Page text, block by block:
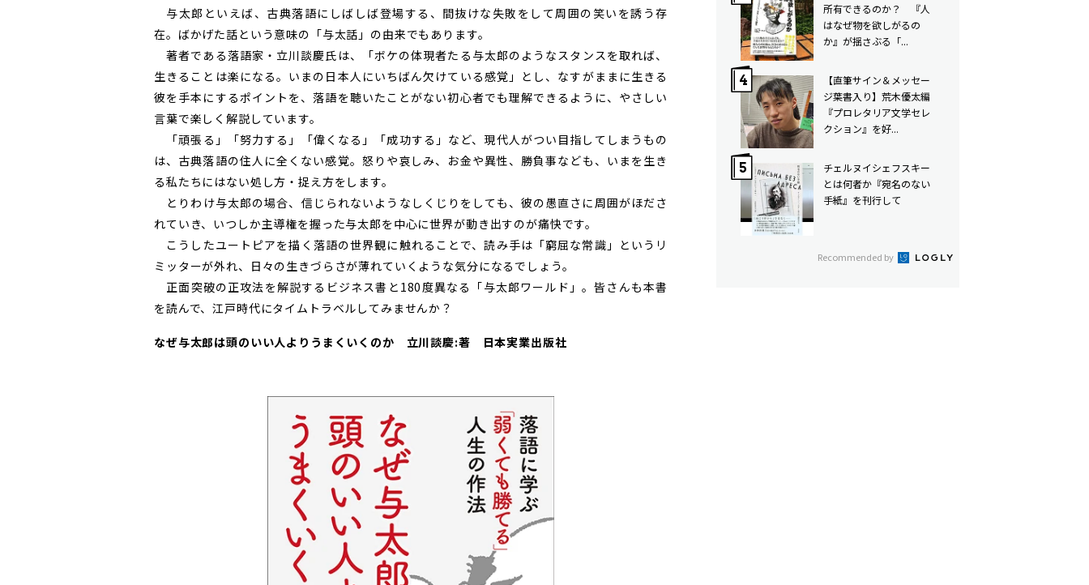
与太郎といえば、古典落語にしばしば登場する、間抜けな失敗をして周囲の笑いを誘う存
在。ばかげた話という意味の「与太話」の由来でもあります。
著者である落語家・立川談慶氏は、「ボケの体現者たる与太郎のようなスタンスを取れば、
生きることは楽になる。いまの日本人にいちばん欠けている感覚」とし、なすがままに生きる
彼を手本にするポイントを、落語を聴いたことがない初心者でも理解できるように、やさしい
言葉で楽しく解説しています。
「頑張る」「努力する」「偉くなる」「成功する」など、現代人がつい目指してしまうもの
は、古典落語の住人に全くない感覚。怒りや哀しみ、お金や異性、勝負事なども、いまを生き
る私たちにはない処し方・捉え方をします。
とりわけ与太郎の場合、信じられないようなしくじりをしても、彼の愚直さに周囲がほださ
れていき、いつしか主導権を握った与太郎を中心に世界が動き出すのが痛快です。
こうしたユートピアを描く落語の世界観に触れることで、読み手は「窮屈な常識」というリ
ミッターが外れ、日々の生きづらさが薄れていくような気分になるでしょう。
正面突破の正攻法を解説するビジネス書と180度異なる「与太郎ワールド」。皆さんも本書
を読んで、江戸時代にタイムトラベルしてみませんか？
なぜ与太郎は頭のいい人よりうまくいくのか 立川談慶:著 日本実業出版社
所有できるのか？ 『人
はなぜ物を欲しがるの
か』が揺さぶる「...
【直筆サイン＆メッセー
ジ葉書入り】荒木優太編
『プロレタリア文学セレ
クション』を好...
チェルヌイシェフスキー
とは何者か――『宛名のない
手紙』を刊行して
Recommended by